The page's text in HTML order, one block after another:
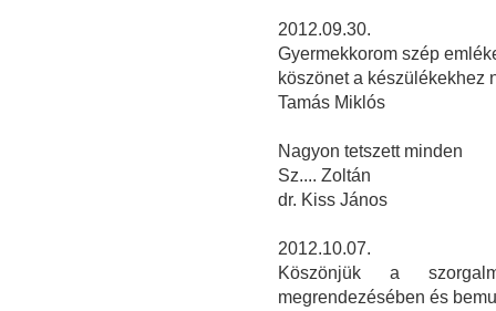
2012.09.30.
Gyermekkorom szép
köszönet a készülékekhez
Tamás Miklós
Nagyon tetszett minden
Sz.... Zoltán
dr. Kiss János
2012.10.07.
Köszönjük a
megrendezésében és